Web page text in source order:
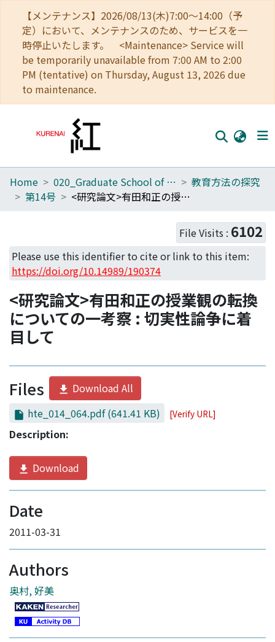
【メンテナンス】2026/08/13(木)7:00～14:00（予
定）において、メンテナンスのため、サービスを一
時停止いたします。 <Maintenance> Service will
be temporarily unavailable from 7:00 AM to 2:00
PM (tentative) on Thursday, August 13, 2026 due
to maintenance.
Home
Download Ranking
Access Statistics
Library Network
Home 020_Graduate School of Education
教育方法の探究
第14号
<研究論文>有田和正の授業観の転換についての一考察 : 切実性論争に着目して
File Visits : 6102
Please use this identifier to cite or link to this item:
https://doi.org/10.14989/190374
<研究論文>有田和正の授業観の転換
についての一考察 : 切実性論争に着
目して
Files
Download All
hte_014_064.pdf(641.41 KB) [Verify URL]
Description:
Download
Date
2011-03-31
Authors
奥村, 好美